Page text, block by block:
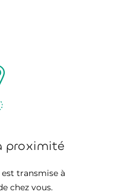
proximité
transmise à
chez vous.